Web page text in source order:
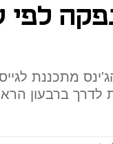
לפי
ברבעון הראשון